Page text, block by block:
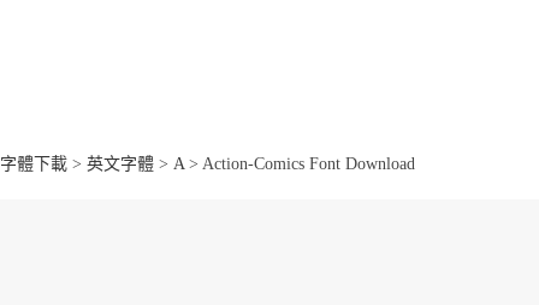
字體下載 > 英文字體 > A> Action-Comics Font Download